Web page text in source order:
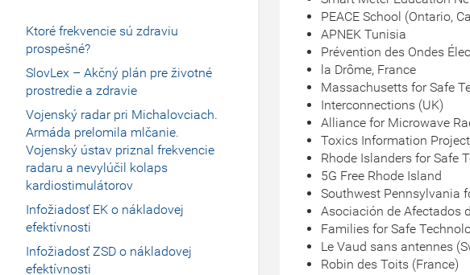
PEACE School (Ontario,
APNEK Tunisia
Prévention des Ondes
la Drôme, France
Massachusetts for Safe
Interconnections (UK)
Alliance for Microwave
Toxics Information
Rhode Islanders for Safe
5G Free Rhode Island
Southwest Pennsylvania
Asociación de Afectados
Families for Safe
Le Vaud sans antennes
Robin des Toits (France)
Ktoré frekvencie sú zdraviu
prospešné?
SlovLex – Akčný plán pre životné
prostredie a zdravie
Vojenský radar pri Michalovciach.
Armáda prelomila mlčanie.
Vojenský ústav priznal frekvencie
radaru a nevylúčil kolaps
kardiostimulátorov
Infožiadosť EK o nákladovej
efektívnosti
Infožiadosť ZSD o nákladovej
efektívnosti